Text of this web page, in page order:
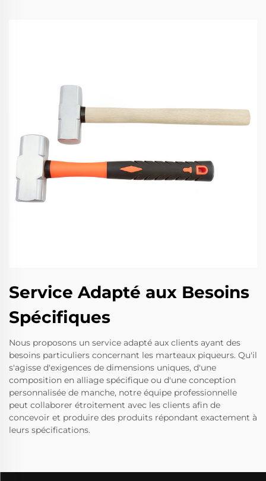
Service Adapté aux Besoins
Spécifiques
Nous proposons un service adapté aux clients ayant des
besoins particuliers concernant les marteaux piqueurs. Qu'il
s'agisse d'exigences de dimensions uniques, d'une
composition en alliage spécifique ou d'une conception
personnalisée de manche, notre équipe professionnelle
peut collaborer étroitement avec les clients afin de
concevoir et produire des produits répondant exactement à
leurs spécifications.